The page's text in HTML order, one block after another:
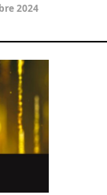
2024